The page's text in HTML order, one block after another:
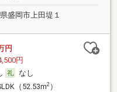
盛岡市上田堤１
円
円
なし
（52.53m2）